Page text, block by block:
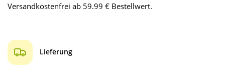
Versandkostenfrei ab 59.99 € Bestellwert.
Lieferung